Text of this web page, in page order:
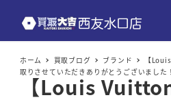
ホーム 買取ブログ ブランド
【
取りさせていただきありがとうございました
【Louis